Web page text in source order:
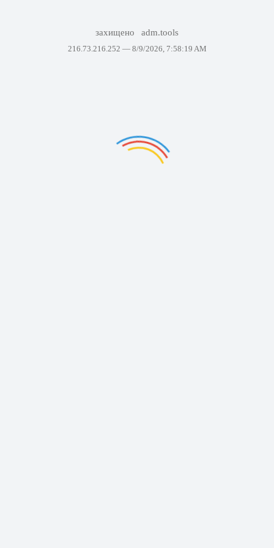
захищено adm.tools
216.73.216.252 — 8/9/2026, 7:58:19 AM